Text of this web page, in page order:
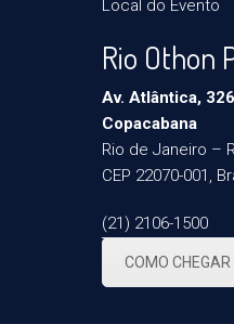
Local do Evento
Rio Othon
Av. Atlântica,
Copacabana
Rio de Janeiro –
CEP 22070-001,
(21) 2106-1500
COMO CHEGAR